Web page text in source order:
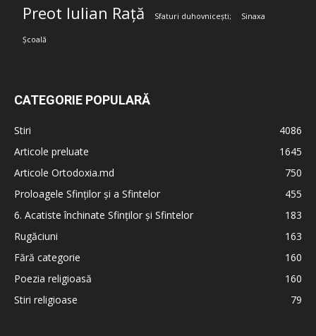
Preot Iulian Rață Sfaturi duhovnicești; Sinaxa
Școală
CATEGORIE POPULARĂ
Stiri
4086
Articole preluate
1645
Articole Ortodoxia.md
750
Proloagele Sfinților și a Sfintelor
455
6. Acatiste închinate Sfinților și Sfintelor
183
Rugăciuni
163
Fără categorie
160
Poezia religioasă
160
Stiri religioase
79